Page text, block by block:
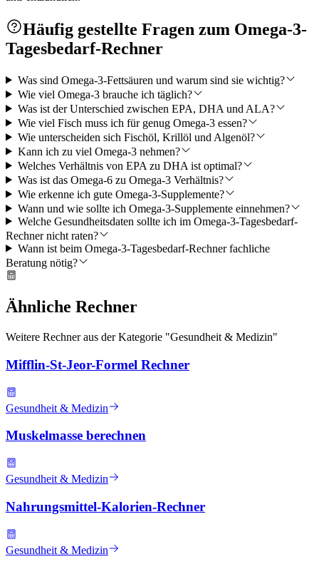
Häufig gestellte Fragen zum Omega-3-
Tagesbedarf-Rechner
Was sind Omega-3-Fettsäuren und warum sind sie wichtig?
Wie viel Omega-3 brauche ich täglich?
Was ist der Unterschied zwischen EPA, DHA und ALA?
Wie viel Fisch muss ich für genug Omega-3 essen?
Wie unterscheiden sich Fischöl, Krillöl und Algenöl?
Kann ich zu viel Omega-3 nehmen?
Welches Verhältnis von EPA zu DHA ist optimal?
Was ist das Omega-6 zu Omega-3 Verhältnis?
Wie erkenne ich gute Omega-3-Supplemente?
Wann und wie sollte ich Omega-3-Supplemente einnehmen?
Welche Gesundheitsdaten sollte ich im Omega-3-Tagesbedarf-
Rechner nicht raten?
Wann ist beim Omega-3-Tagesbedarf-Rechner fachliche
Beratung nötig?
Ähnliche Rechner
Weitere Rechner aus der Kategorie "Gesundheit & Medizin"
Mifflin-St-Jeor-Formel Rechner
Gesundheit & Medizin
Muskelmasse berechnen
Gesundheit & Medizin
Nahrungsmittel-Kalorien-Rechner
Gesundheit & Medizin